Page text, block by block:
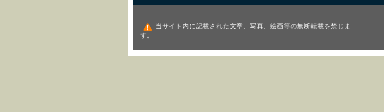
当サイト内に記載された文章、写真、絵画等の無断転載を禁じま
す。